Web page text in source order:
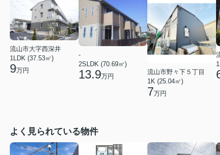
流山市大字西深井
1LDK (37.53㎡)
9万円
-
2SLDK (70.69㎡)
13.9万円
流山市野々下５丁目
1K (25.04㎡)
7万円
よく見られている物件